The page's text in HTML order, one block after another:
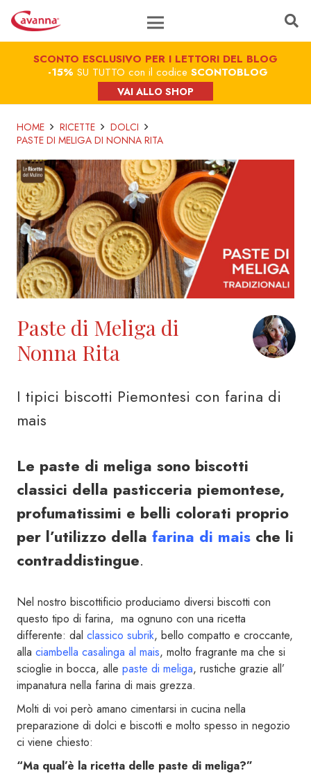
SCONTO ESCLUSIVO PER I LETTORI DEL BLOG
-15% SU TUTTO con il codice SCONTOBLOG
VAI ALLO SHOP
HOME RICETTE
DOLCI
PASTE DI MELIGA DI NONNA RITA
Paste di Meliga di
Nonna Rita
I tipici biscotti Piemontesi con farina di
mais
Le paste di meliga sono biscotti
classici della pasticceria piemontese,
profumatissimi e belli colorati proprio
per l’utilizzo della farina di mais che li
contraddistingue.
Nel nostro biscottificio produciamo diversi biscotti con
questo tipo di farina, ma ognuno con una ricetta
differente: dal classico subrik, bello compatto e croccante,
alla ciambella casalinga al mais, molto fragrante ma che si
scioglie in bocca, alle paste di meliga, rustiche grazie all’
impanatura nella farina di mais grezza.
Molti di voi però amano cimentarsi in cucina nella
preparazione di dolci e biscotti e molto spesso in negozio
ci viene chiesto:
“Ma qual’è la ricetta delle paste di meliga?”